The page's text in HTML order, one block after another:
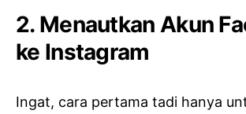
2. Menautkan Akun
ke Instagram
Ingat, cara pertama tadi hanya